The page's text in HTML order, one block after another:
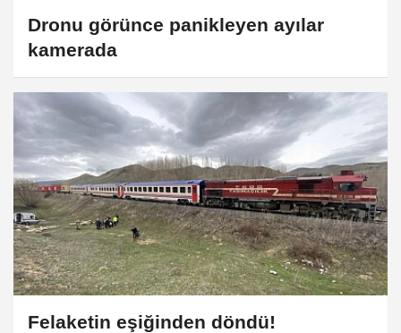
Dronu görünce panikleyen ayılar
kamerada
Felaketin eşiğinden döndü!